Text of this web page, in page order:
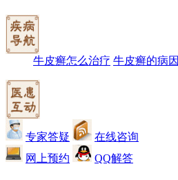
牛皮癣怎么治疗 牛皮癣的病因
专家答疑
在线咨询
网上预约
QQ解答